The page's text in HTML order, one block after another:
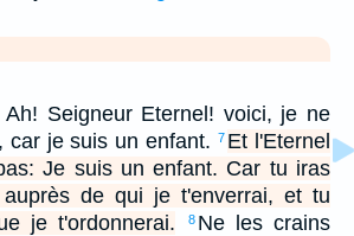
Ah! Seigneur Eternel! voici, je ne
car je suis un enfant.
7 Et l'Eternel
Je suis un enfant. Car tu iras
de qui je t'enverrai, et tu
je t'ordonnerai.
8 Ne les crains